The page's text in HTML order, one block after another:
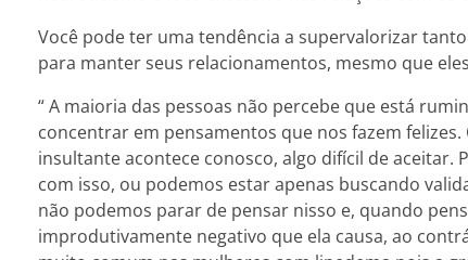
Você pode ter uma tendência a supervalorizar
para manter seus relacionamentos, mesmo que
“ A maioria das pessoas não percebe que está
concentrar em pensamentos que nos fazem
insultante acontece conosco, algo difícil de
com isso, ou podemos estar apenas buscando
não podemos parar de pensar nisso e, quando
improdutivamente negativo que ela causa, ao